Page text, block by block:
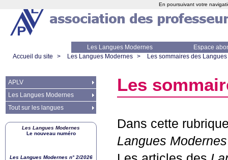
Les Langues Modernes
Espace
Accueil du site
> Les Langues Modernes > Les sommaires des
Les
Dans cette
Langues Modernes
APLV
Les Langues Modernes
Tout sur les langues
Les Langues Modernes
Le nouveau numéro
Les Langues Modernes n° 2/2026
En poursuivant votre